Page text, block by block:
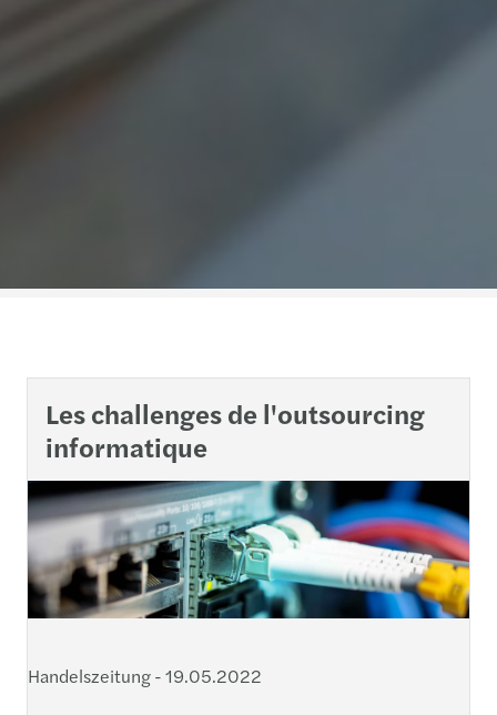
Les challenges de l'outsourcing
informatique
Handelszeitung - 19.05.2022